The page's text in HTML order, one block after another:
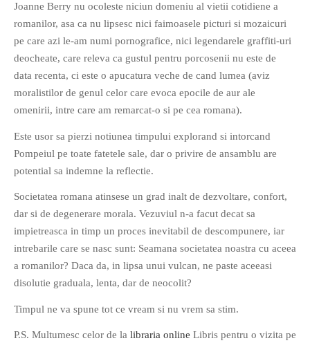
PAGINI
Ce fac?
Clasicul „Despre mine…”
Contact
Descarca povestirea Floare
Download 101 Movie
PRIETENI APROPIATI
Victor Sosea – Designer
PRIETENI DIN AFARA BRESLEI
Vreau-schimbare.ro
Joanne Berry nu ocoleste niciun domeniu al vietii cotidiene a
romanilor, asa ca nu lipsesc nici faimoasele picturi si mozaicuri
pe care azi le-am numi pornografice, nici legendarele graffiti-uri
deocheate, care releva ca gustul pentru porcosenii nu este de
data recenta, ci este o apucatura veche de cand lumea (aviz
moralistilor de genul celor care evoca epocile de aur ale
omenirii, intre care am remarcat-o si pe cea romana).
Este usor sa pierzi notiunea timpului explorand si intorcand
Pompeiul pe toate fatetele sale, dar o privire de ansamblu are
potential sa indemne la reflectie.
Societatea romana atinsese un grad inalt de dezvoltare, confort,
dar si de degenerare morala. Vezuviul n-a facut decat sa
impietreasca in timp un proces inevitabil de descompunere, iar
intrebarile care se nasc sunt: Seamana societatea noastra cu aceea
a romanilor? Daca da, in lipsa unui vulcan, ne paste aceeasi
disolutie graduala, lenta, dar de neocolit?
Timpul ne va spune tot ce vream si nu vrem sa stim.
P.S. Multumesc celor de la libraria online Libris pentru o vizita pe